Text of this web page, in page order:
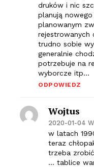
druków i nic
planują
planowanym
rejestrowanych
trudno sobie
generalnie
potrzebuje na
wyborcze itp…
ODPOWIEDZ
Wojtus
2020-01-04
w latach
teraz
trzeba
… tablice